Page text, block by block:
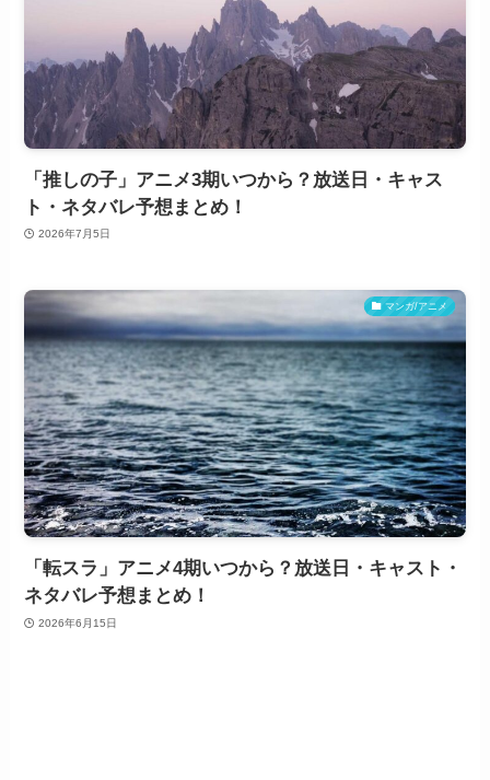
「推しの子」アニメ3期いつから？放送日・キャス
ト・ネタバレ予想まとめ！
2026年7月5日
マンガ/アニメ
「転スラ」アニメ4期いつから？放送日・キャスト・
ネタバレ予想まとめ！
2026年6月15日